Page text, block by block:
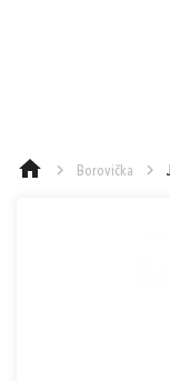
Borovička